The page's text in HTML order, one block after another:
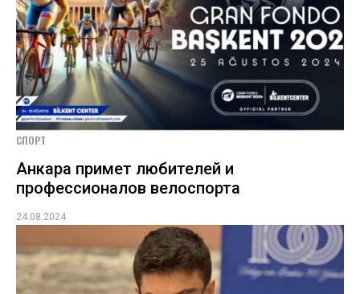
СПОРТ
Анкара примет любителей и
профессионалов велоспорта
24.08.2024